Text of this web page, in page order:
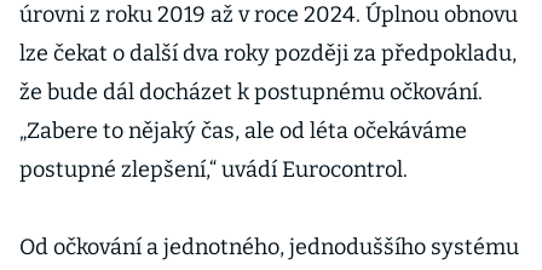
úrovni z roku 2019 až v roce 2024. Úplnou obnovu
lze čekat o další dva roky později za předpokladu,
že bude dál docházet k postupnému očkování.
„Zabere to nějaký čas, ale od léta očekáváme
postupné zlepšení,“ uvádí Eurocontrol.
Od očkování a jednotného, jednoduššího systému